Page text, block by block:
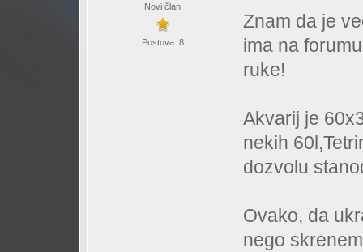
Novi član
Postova: 8
Znam da je
ima na
ruke!
Akvarij je
nekih
dozvolu
Ovako, da
nego